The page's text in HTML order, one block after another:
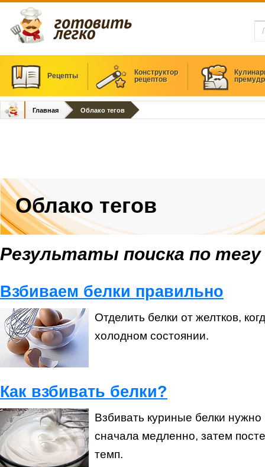
Рецепты
Конструктор
рецептов
Главная Облако тегов
Облако тегов
Результаты поиска по тегу
Взбиваем белки правильно
Отделить белки от желтков,
холодном состоянии.
Как взбивать белки?
Взбивать куриные белки
сначала медленно, затем
темп.